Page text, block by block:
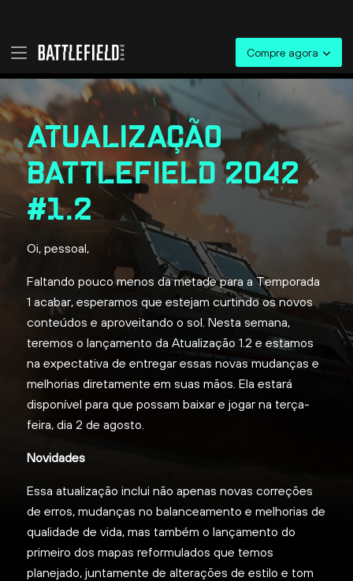
ATUALIZAÇÃO
BATTLEFIELD 2042
#1.2
Oi, pessoal,
Faltando pouco menos da metade para a Temporada
1 acabar, esperamos que estejam curtindo os novos
conteúdos e aproveitando o sol. Nesta semana,
teremos o lançamento da Atualização 1.2 e estamos
na expectativa de entregar essas novas mudanças e
melhorias diretamente em suas mãos. Ela estará
disponível para que possam baixar e jogar na terça-
feira, dia 2 de agosto.
Novidades
Essa atualização inclui não apenas novas correções
de erros, mudanças no balanceamento e melhorias de
qualidade de vida, mas também o lançamento do
primeiro dos mapas reformulados que temos
planejado, juntamente de alterações de estilo e tom